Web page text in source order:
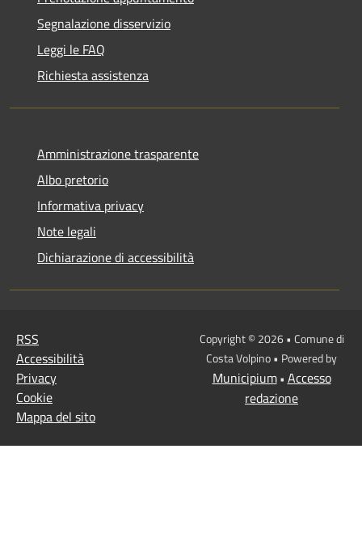
Segnalazione disservizio
Leggi le FAQ
Richiesta assistenza
Amministrazione trasparente
Albo pretorio
Informativa privacy
Note legali
Dichiarazione di accessibilità
RSS
Accessibilità
Privacy
Cookie
Mappa del sito
Copyright © 2026 • Comune di
Costa Volpino • Powered by
Municipium• Accesso
redazione